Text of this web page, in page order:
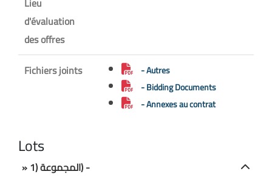
d'évaluation
des offres
Fichiers joints
- Autres
- Bidding Documents
- Annexes au contrat
Lots
» المجموعة (1) -